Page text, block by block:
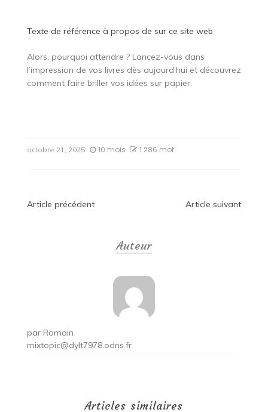
Texte de référence à propos de sur ce site web
Alors, pourquoi attendre ? Lancez-vous dans
l’impression de vos livres dès aujourd’hui et découvrez
comment faire briller vos idées sur papier.
octobre 21, 2025 10 mois 1 286 mot
Navigation
Article précédent Article suivant
Auteur
par Romain
mixtopic@dylt7978.odns.fr
Articles similaires